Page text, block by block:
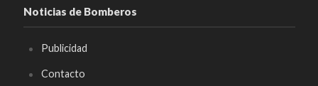
Noticias de Bomberos
Publicidad
Contacto